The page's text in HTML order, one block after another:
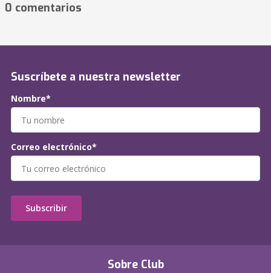
0 comentarios
Sobre Club
Suscríbete a nuestra newsletter
Nombre*
Correo electrónico*
Subscribir